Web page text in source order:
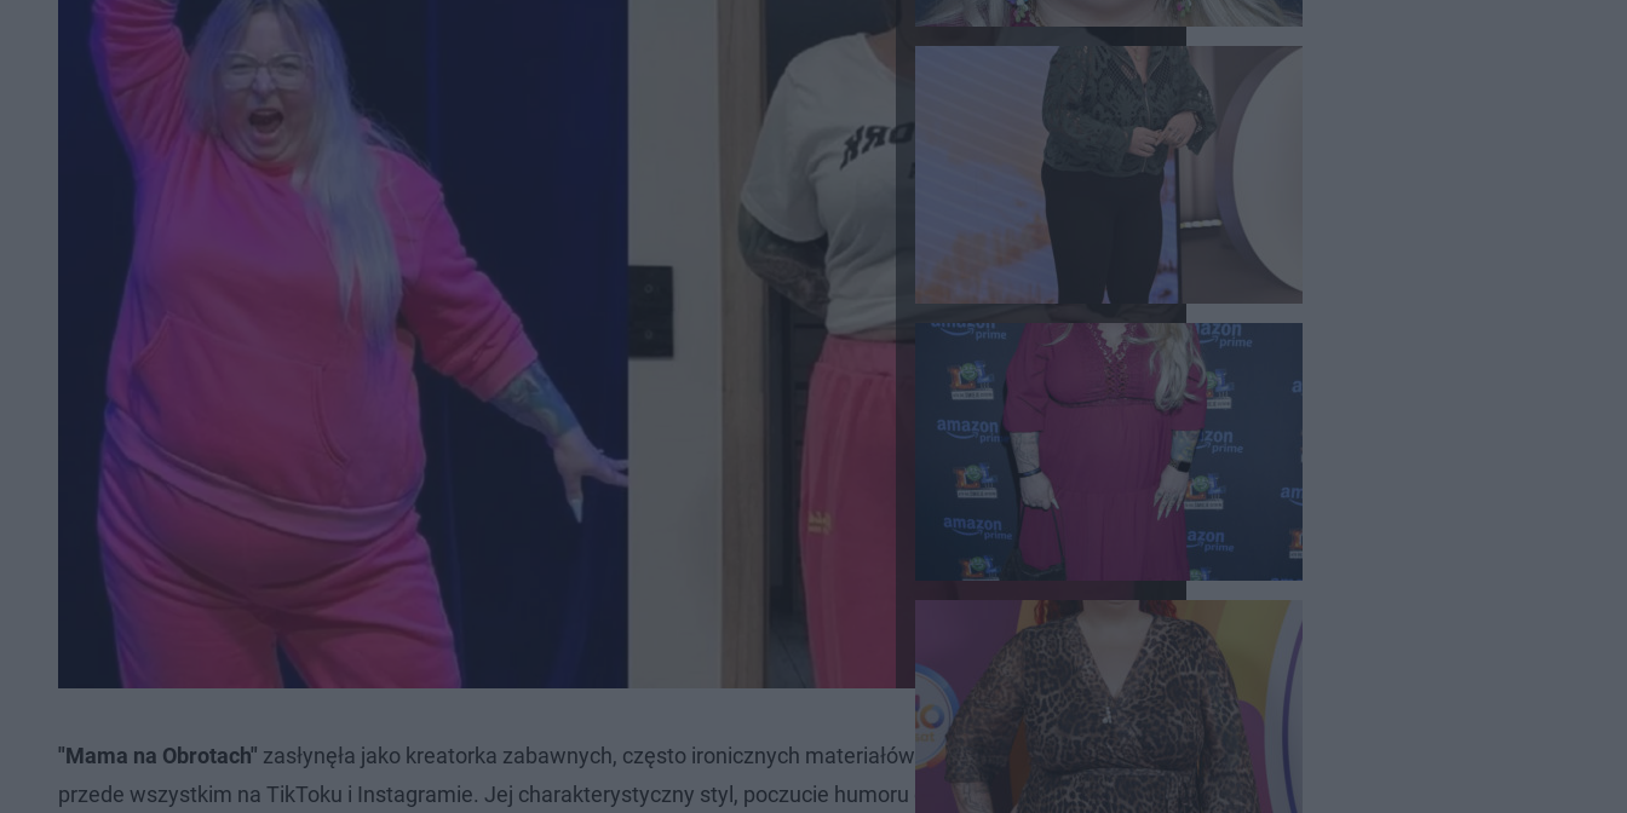
"Mama na Obrotach" zasłynęła jako kreatorka zabawnych, często ironicznych materiałów wideo publikowanych
przede wszystkim na TikToku i Instagramie. Jej charakterystyczny styl, poczucie humoru oraz dystans do siebie